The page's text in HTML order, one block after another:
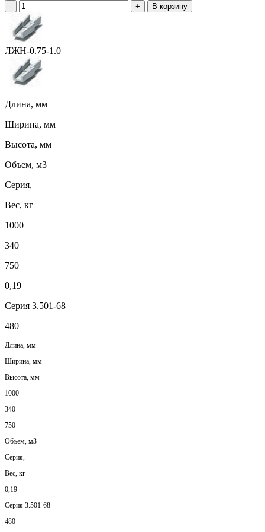
- + В корзину
ЛЖН-0.75-1.0
Длина, мм
Ширина, мм
Высота, мм
Объем, м3
Серия,
Вес, кг
1000
340
750
0,19
Серия 3.501-68
480
Длина, мм
Ширина, мм
Высота, мм
1000
340
750
Объем, м3
Серия,
Вес, кг
0,19
Серия 3.501-68
480